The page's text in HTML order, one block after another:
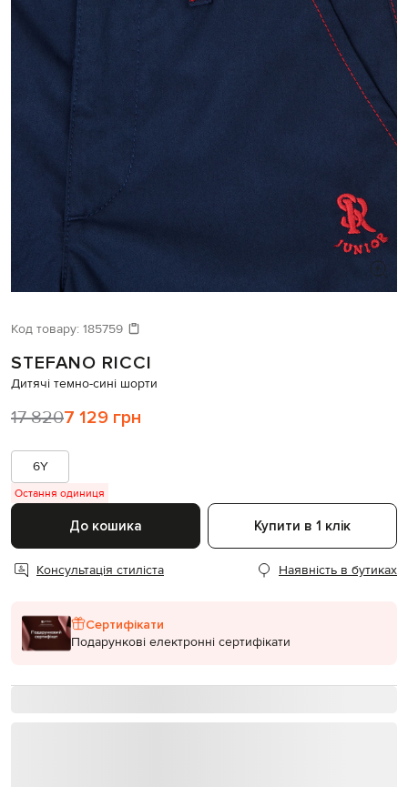
Код товару: 185759
STEFANO RICCI
Дитячі темно-сині шорти
17 8207 129 грн
6Y
Остання одиниця
До кошика Купити в 1 клік
Консультація стиліста Наявність в бутиках
Сертифікати
Подарункові електронні сертифікати